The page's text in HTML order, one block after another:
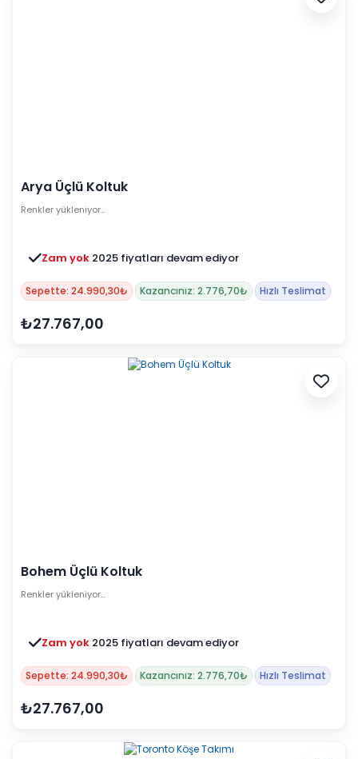
Arya Üçlü Koltuk
Renkler yükleniyor…
Zam yok 2025 fiyatları devam ediyor
Sepette: 24.990,30₺ Kazancınız: 2.776,70₺ Hızlı Teslimat
₺27.767,00
Bohem Üçlü Koltuk
Renkler yükleniyor…
Zam yok 2025 fiyatları devam ediyor
Sepette: 24.990,30₺ Kazancınız: 2.776,70₺ Hızlı Teslimat
₺27.767,00